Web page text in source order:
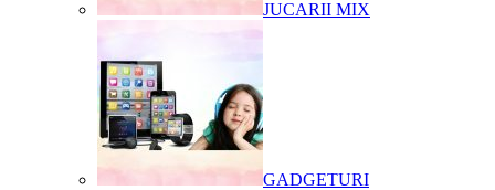
JUCARII MIX
GADGETURI